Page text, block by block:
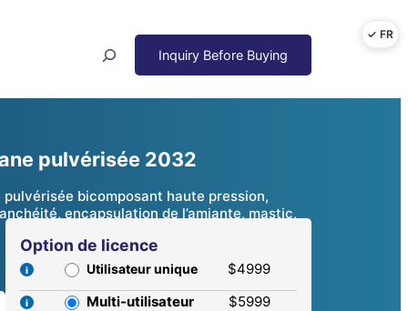
pulvérisée 2032
bicomposant haute pression,
encapsulation de l’amiante, mastic,
Option de licence
Utilisateur unique
$4999
Multi-utilisateur
$5999